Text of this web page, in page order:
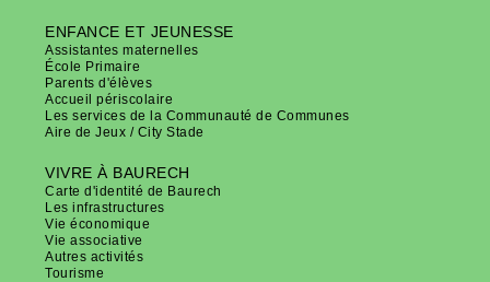
ENFANCE ET JEUNESSE
Assistantes maternelles
École Primaire
Parents d'élèves
Accueil périscolaire
Les services de la Communauté de Communes
Aire de Jeux / City Stade
VIVRE À BAURECH
Carte d'identité de Baurech
Les infrastructures
Vie économique
Vie associative
Autres activités
Tourisme